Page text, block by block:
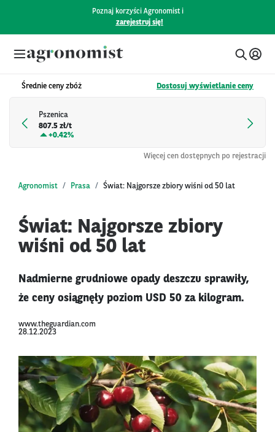
Poznaj korzyści Agronomist i
zarejestruj się!
Średnie ceny zbóż Dostosuj wyświetlanie ceny
Pszenica
807.5 zł/t
+0.42%
Więcej cen dostępnych po rejestracji
Agronomist Prasa Świat: Najgorsze zbiory wiśni od 50 lat
Świat: Najgorsze zbiory
wiśni od 50 lat
Nadmierne grudniowe opady deszczu sprawiły,
że ceny osiągnęły poziom USD 50 za kilogram.
www.theguardian.com
28.12.2023